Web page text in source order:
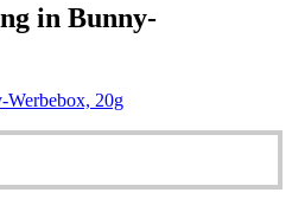
in Bunny-
Werbebox, 20g